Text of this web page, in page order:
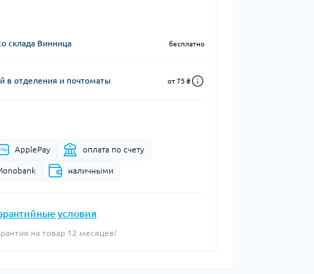
склада Винница бесплатно
в отделения и почтоматы от 75 ₴
ApplePay оплата по счету
наличными
условия
на товар 12 месяцев!